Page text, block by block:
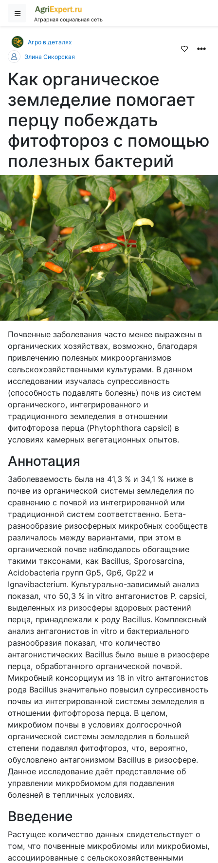
Аграрная социальная сеть
Агро в деталях
Элина Сикорская
Как органическое
земледелие помогает
перцу побеждать
фитофтороз с помощью
полезных бактерий
Почвенные заболевания часто менее выражены в
органических хозяйствах, возможно, благодаря
привлечению полезных микроорганизмов
сельскохозяйственными культурами. В данном
исследовании изучалась супрессивность
(способность подавлять болезнь) почв из систем
органического, интегрированного и
традиционного земледелия в отношении
фитофтороза перца (Phytophthora capsici) в
условиях камерных вегетационных опытов.
Аннотация
Заболеваемость была на 41,3 % и 34,1 % ниже в
почве из органической системы земледелия по
сравнению с почвой из интегрированной или
традиционной систем соответственно. Бета-
разнообразие ризосферных микробных сообществ
различалось между вариантами, при этом в
органической почве наблюдалось обогащение
такими таксонами, как Bacillus, Sporosarcina,
Acidobacteria групп Gp5, Gp6, Gp22 и
Ignavibacterium. Культурально-зависимый анализ
показал, что 50,3 % in vitro антагонистов P. capsici,
выделенных из ризосферы здоровых растений
перца, принадлежали к роду Bacillus. Комплексный
анализ антагонистов in vitro и бактериального
разнообразия показал, что количество
антагонистических Bacillus было выше в ризосфере
перца, обработанного органической почвой.
Микробный консорциум из 18 in vitro антагонистов
рода Bacillus значительно повысил супрессивность
почвы из интегрированной системы земледелия в
отношении фитофтороза перца. В целом,
микробиом почвы в условиях долгосрочной
органической системы земледелия в большей
степени подавлял фитофтороз, что, вероятно,
обусловлено антагонизмом Bacillus в ризосфере.
Данное исследование даёт представление об
управлении микробиомом для подавления
болезней в тепличных условиях.
Введение
Растущее количество данных свидетельствует о
том, что почвенные микробиомы или микробиомы,
ассоциированные с сельскохозяйственными